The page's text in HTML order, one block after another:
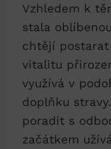
Vzhledem k
stala
chtějí postarat
vitalitu
využívá v
doplňku
poradit s
začátkem